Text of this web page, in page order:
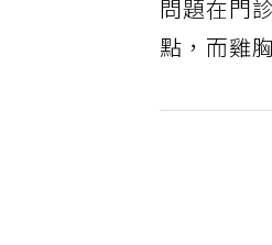
問題在門
點，而雞